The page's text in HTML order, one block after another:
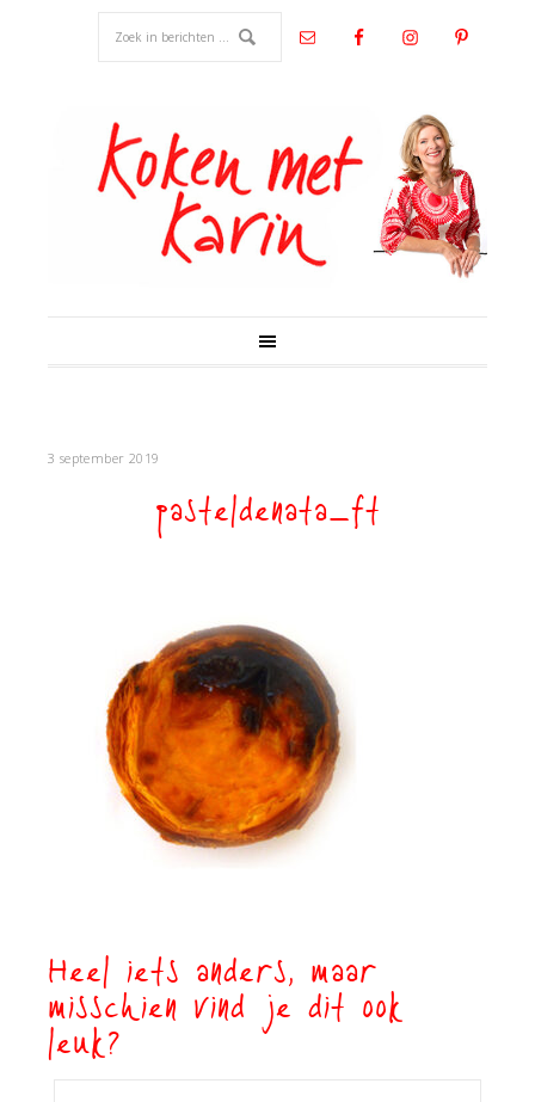
3 september 2019
pasteldenata_ft
Heel iets anders, maar
misschien vind je dit ook
leuk?